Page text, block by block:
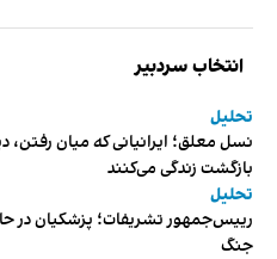
انتخاب سردبیر
تحلیل
نسل معلق؛ ایرانیانی که میان رفتن،
بازگشت زندگی می‌کنند
تحلیل
رییس‌جمهور تشریفات؛ پزشکیان در
جنگ